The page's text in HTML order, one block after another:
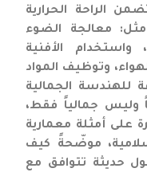
الراحة الحرارية
معالجة الضوء
واستخدام الأفنية
وتوظيف المواد
للهندسة الجمالية
وليس جمالياً فقط،
على أمثلة معمارية
موضّحةً كيف
حديثة تتوافق مع